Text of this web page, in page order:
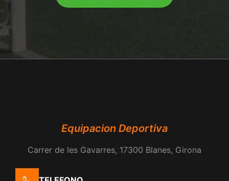
Equipacion Deportiva
Carrer de les Gavarres, 17300 Blanes, Girona